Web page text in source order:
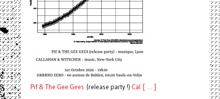
Pif& The Gee Gees (release party !) Cal [ ... ]